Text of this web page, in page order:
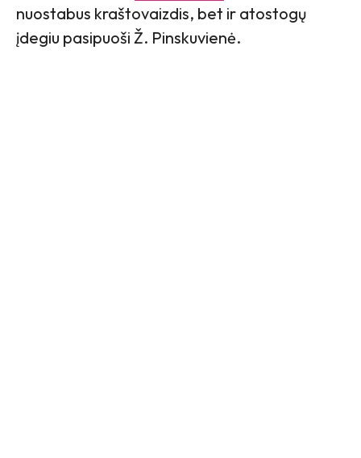
nuostabus kraštovaizdis, bet ir atostogų
įdegiu pasipuoši Ž. Pinskuvienė.